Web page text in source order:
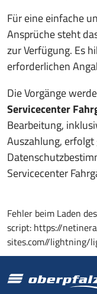
Für eine einfache
Ansprüche steht
zur Verfügung. Es
erforderlichen
Die Vorgänge
Servicecenter
Bearbeitung,
Auszahlung, erfolgt
Servicecenter
Fehler beim Laden
script: https://
sites.com//lightning/